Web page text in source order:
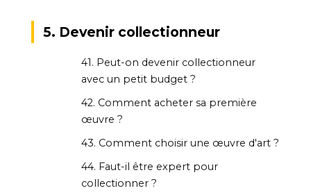
5. Devenir collectionneur
41. Peut-on devenir collectionneur
avec un petit budget ?
42. Comment acheter sa première
œuvre ?
43. Comment choisir une œuvre d'art ?
44. Faut-il être expert pour
collectionner ?